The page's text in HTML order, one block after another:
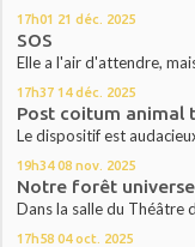
17h01 21 déc. 2025
SOS
Elle a l'air d'attendre,
17h37 14 déc. 2025
Post coitum animal
Le dispositif est
19h34 08 nov. 2025
Notre forêt
Dans la salle du Théâtre
17h58 04 oct. 2025